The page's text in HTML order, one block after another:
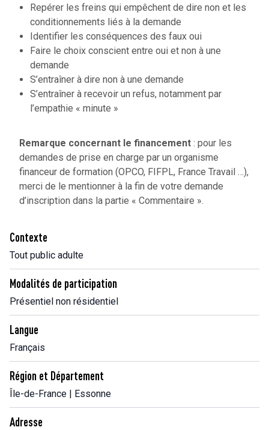
Contexte
Tout public adulte
Modalités de participation
Présentiel non résidentiel
Langue
Français
Région et Département
Île-de-France | Essonne
Adresse
Repérer les freins qui empêchent de dire non et les
conditionnements liés à la demande
Identifier les conséquences des faux oui
Faire le choix conscient entre oui et non à une
demande
S’entraîner à dire non à une demande
S’entraîner à recevoir un refus, notamment par
l’empathie « minute »
Remarque concernant le financement : pour les
demandes de prise en charge par un organisme
financeur de formation (OPCO, FIFPL, France Travail …),
merci de le mentionner à la fin de votre demande
d’inscription dans la partie « Commentaire ».